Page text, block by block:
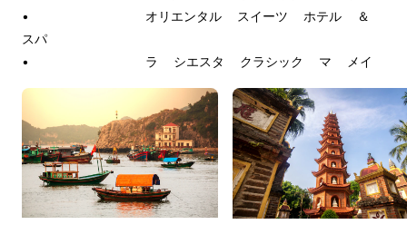
•	オリエンタル スイーツ ホテル ＆
スパ